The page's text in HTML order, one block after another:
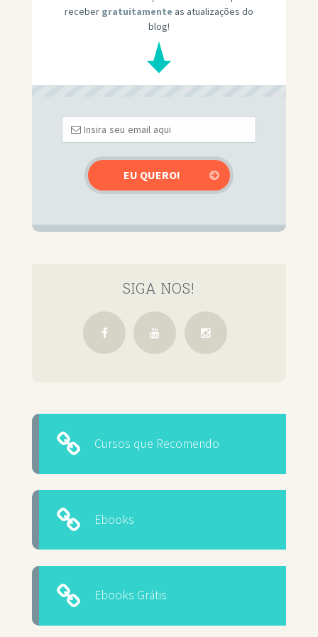
receber gratuitamente as atualizações do
blog!
SIGA NOS!
Cursos que Recomendo
Ebooks
Ebooks Grátis